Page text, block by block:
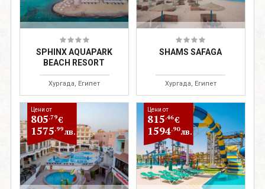
SPHINX AQUAPARK
BEACH RESORT
Хургада, Египет
SHAMS SAFAGA
Хургада, Египет
Цени от
805.79€
1575.99лв.
Цени от
815.46€
1594.90лв.